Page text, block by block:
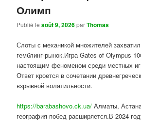
Олимп
Publié leaoût 9, 2026parThomas
Слоты с механикой множителей
гемблинг-рынок.Игра Gates of Olympus
настоящим феноменом среди местных
Ответ кроется в сочетании
взрывной волатильности.
https://barabashovo.ck.ua/ Алматы,
география побед расширяется.В 2024